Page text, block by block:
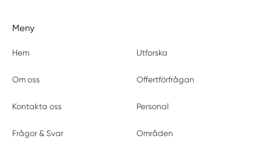
Meny
Hem Utforska
Om oss Offertförfrågan
Kontakta oss Personal
Frågor & Svar Områden